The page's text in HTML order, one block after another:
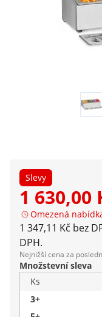
Slevy
1 630,00
Omezená
1 347,11 Kč bez
DPH.
Nejnižší cena za
Množstevní sleva
Ks
3+